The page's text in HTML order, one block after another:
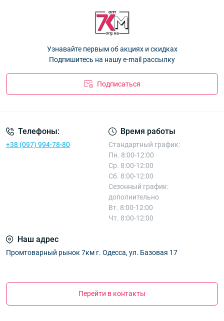
Кепка детская "NewY" хлопок +сетка для мальчиков 54 р.
Кепка детская "Кугуар" хлопок +сетка для мальчиков 54 р.
Оптом 26Д47— 94.50 ₴
Узнавайте первым об акциях и скидках
Подпишитесь на нашу e-mail рассылку
Подписаться
Телефоны:
+38 (097) 994-78-80
Время работы
Стандартный график:
Пн. 8:00-12:00
Ср. 8:00-12:00
Сб. 8:00-12:00
Сезонный график:
дополнительно
Вт. 8:00-12:00
Чт. 8:00-12:00
Наш адрес
Промтоварный рынок 7км г. Одесса, ул. Базовая 17
Перейти в контакты